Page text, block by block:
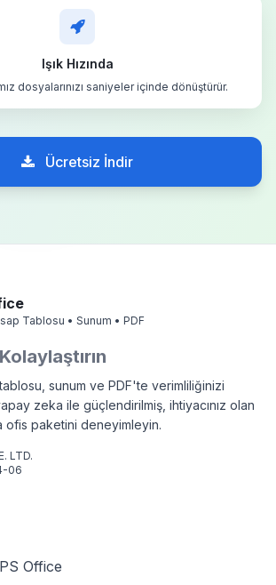
Işık Hızında
dosyalarınızı saniyeler içinde dönüştürür.
Ücretsiz İndir
Tablosu • Sunum • PDF
sunum ve PDF'te verimliliğinizi
zeka ile güçlendirilmiş, ihtiyacınız olan
ofis paketini deneyimleyin.
LTD.
06
Office